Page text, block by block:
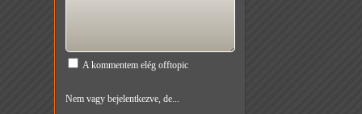
A kommentem elég offtopic
Nem vagy bejelentkezve, de...